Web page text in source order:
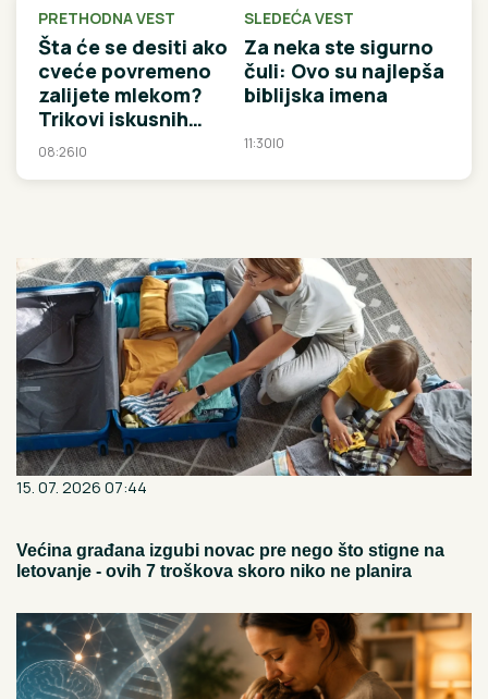
PRETHODNA VEST
Šta će se desiti ako
cveće povremeno
zalijete mlekom?
Trikovi iskusnih
baštovana zbog
08:26|0
SLEDEĆA VEST
Za neka ste sigurno
čuli: Ovo su najlepša
biblijska imena
11:30|0
15. 07. 2026 07:44
Većina građana izgubi novac pre nego što stigne na
letovanje - ovih 7 troškova skoro niko ne planira